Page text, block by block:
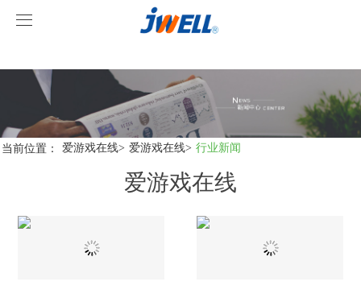
爱游戏在线
关于我们
产品中心
当前位置： 爱游戏在线> 爱游戏在线> 行业新闻
爱游戏在线